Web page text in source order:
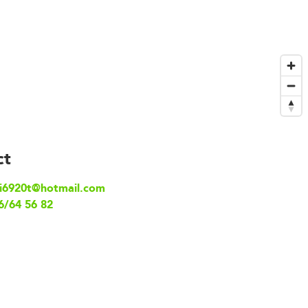
64 56 82